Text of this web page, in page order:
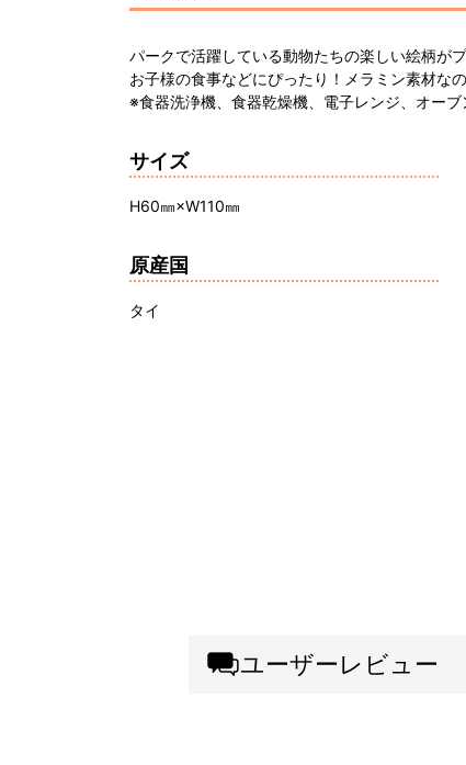
パークで活躍している動物たちの楽しい絵柄が
お子様の食事などにぴったり！メラミン素材な
※食器洗浄機、食器乾燥機、電子レンジ、オ
サイズ
H60㎜×W110㎜
原産国
タイ
ユーザーレビュー